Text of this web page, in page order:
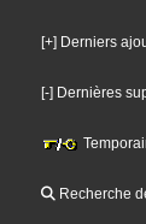
[+] Derniers
[-] Dernières
Recherche